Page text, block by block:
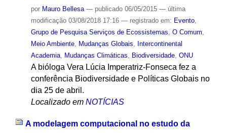
por Mauro Bellesa — publicado06/05/2015 — última
modificação03/08/2018 17:16 — registrado em: Evento,
Grupo de Pesquisa Serviços de Ecossistemas O Comum
Meio Ambiente, Mudanças Globais
Intercontinental
Academia, Mudanças Climáticas Biodiversidade, ONU
A bióloga Vera Lúcia Imperatriz-Fonseca fez a
conferência Biodiversidade e Políticas Globais no
dia 25 de abril.
Localizado em NOTÍCIAS
A modelagem computacional no estudo da